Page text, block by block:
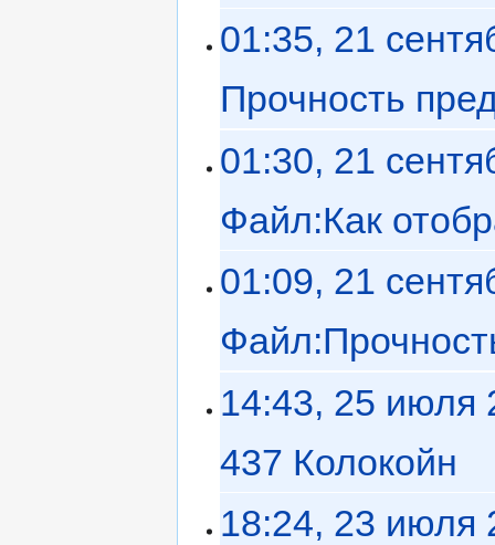
01:35, 21
Прочность
01:30, 21
Файл:Как
01:09, 21
14:43, 25 июля
437 Колокойн
18:24, 23 июля